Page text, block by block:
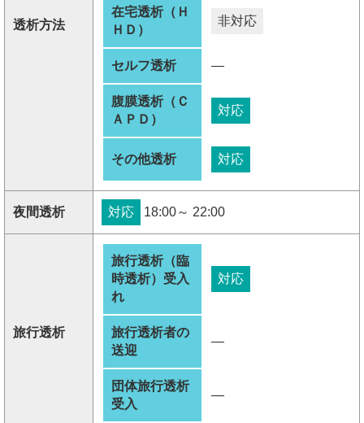
透析方法
在宅透析（Ｈ
ＨＤ）
非対応
セルフ透析 ―
腹膜透析（Ｃ
ＡＰＤ）
対応
その他透析 対応
夜間透析 対応 18:00～ 22:00
旅行透析
旅行透析（臨
時透析）受入
れ
対応
旅行透析者の
送迎
―
団体旅行透析
受入
―